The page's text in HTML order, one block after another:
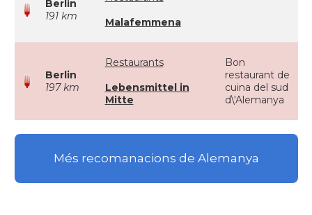
Berlin
191 km
Malafemmena
Berlin
197 km
Restaurants
Lebensmittel in
Mitte
Bon
restaurant de
cuina del sud
d\'Alemanya
Més recomanacions de Alemanya